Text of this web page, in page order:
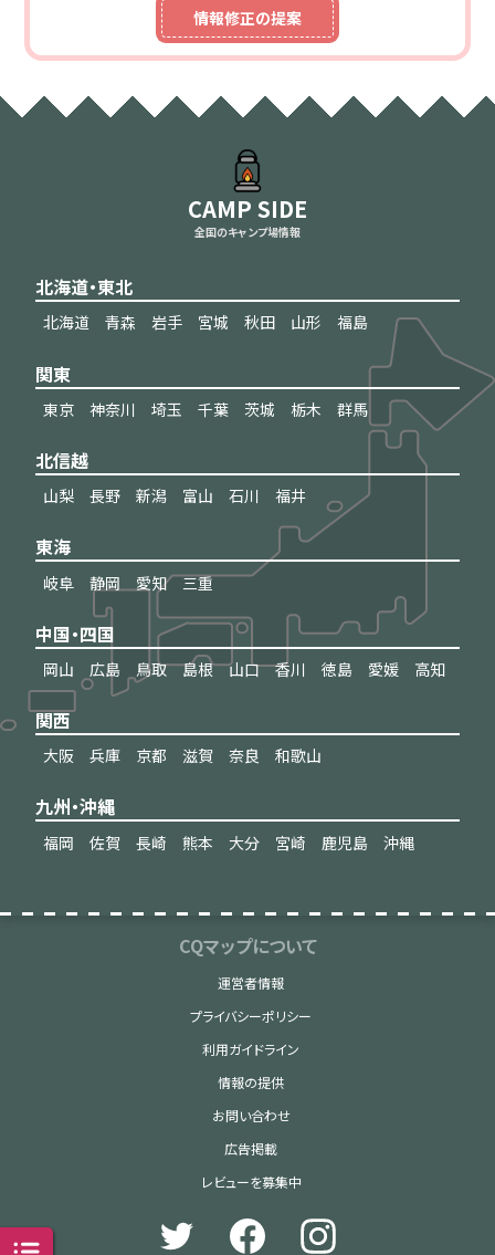
情報修正の提案
CAMP SIDE
全国のキャンプ場情報
北海道・東北
北海道 青森 岩手 宮城 秋田 山形 福島
関東
東京 神奈川 埼玉 千葉 茨城 栃木 群馬
北信越
山梨 長野 新潟 富山 石川 福井
東海
岐阜 静岡 愛知 三重
中国・四国
岡山 広島 鳥取 島根 山口 香川 徳島 愛媛 高知
関西
大阪 兵庫 京都 滋賀 奈良 和歌山
九州・沖縄
福岡 佐賀 長崎 熊本 大分 宮崎 鹿児島 沖縄
CQマップについて
運営者情報
プライバシーポリシー
利用ガイドライン
情報の提供
お問い合わせ
広告掲載
レビューを募集中